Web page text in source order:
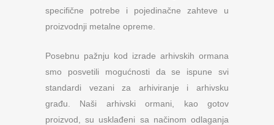
specifične potrebe i pojedinačne zahteve u
proizvodnji metalne opreme.
Posebnu pažnju kod izrade arhivskih ormana
smo posvetili mogućnosti da se ispune svi
standardi vezani za arhiviranje i arhivsku
građu. Naši arhivski ormani, kao gotov
proizvod, su usklađeni sa načinom odlaganja